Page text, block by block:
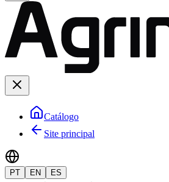
Catálogo
Site principal
PT EN ES